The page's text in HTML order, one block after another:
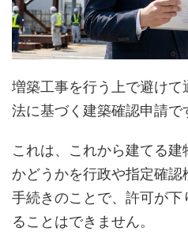
増築工事を行う上で避け
法に基づく建築確認申請で
これは、これから建てる
かどうかを行政や指定確
手続きのことで、許可が
ることはできません。